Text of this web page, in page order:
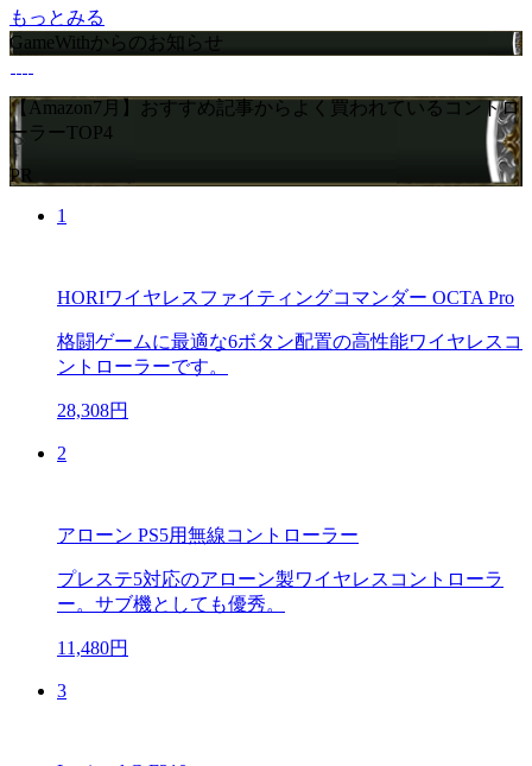
もっとみる
GameWithからのお知らせ
【Amazon7月】おすすめ記事からよく買われているコントロ
ーラーTOP4
PR
1
HORIワイヤレスファイティングコマンダー OCTA Pro
格闘ゲームに最適な6ボタン配置の高性能ワイヤレスコ
ントローラーです。
28,308円
2
アローン PS5用無線コントローラー
プレステ5対応のアローン製ワイヤレスコントローラ
ー。サブ機としても優秀。
11,480円
3